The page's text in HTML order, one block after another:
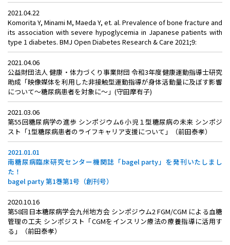
2021.04.22
Komorita Y, Minami M, Maeda Y, et. al. Prevalence of bone fracture and
its association with severe hypoglycemia in Japanese patients with
type 1 diabetes. BMJ Open Diabetes Research & Care 2021;9:
2021.04.06
公益財団法人 健康・体力づくり事業財団 令和3年度健康運動指導士研究
助成「映像媒体を利用した非接触型運動指導が身体活動量に及ぼす影響
について～糖尿病患者を対象に～」(守田摩有子)
2021.03.06
第55回糖尿病学の進歩 シンポジウム6 小児１型糖尿病の未来 シンポジ
スト「1型糖尿病患者のライフキャリア支援について」（前田泰孝）
2021.01.01
南糖尿病臨床研究センター機関誌「bagel party」を発刊いたしまし
た！
bagel party 第1巻第1号（創刊号）
2020.10.16
第58回日本糖尿病学会九州地方会 シンポジウム2 FGM/CGM による血糖
管理の工夫 シンポジスト「CGMをインスリン療法の療養指導に活用す
る」（前田泰孝）